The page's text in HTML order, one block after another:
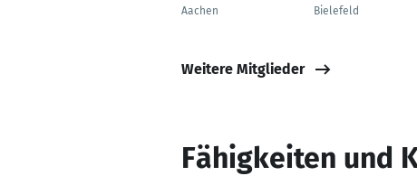
Aachen
Bielefeld
Weitere Mitglieder
Fähigkeiten und